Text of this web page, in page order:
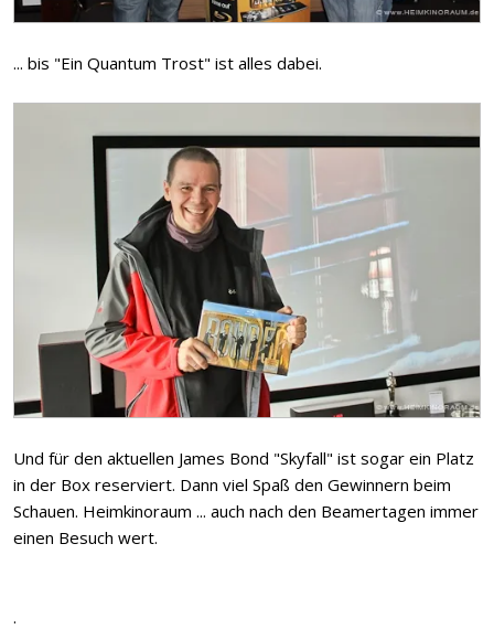
... bis "Ein Quantum Trost" ist alles dabei.
Und für den aktuellen James Bond "Skyfall" ist sogar ein Platz
in der Box reserviert. Dann viel Spaß den Gewinnern beim
Schauen. Heimkinoraum ... auch nach den Beamertagen immer
einen Besuch wert.
.